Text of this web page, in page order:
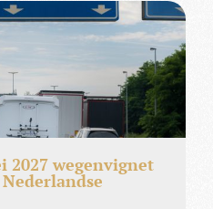
2027 wegenvignet